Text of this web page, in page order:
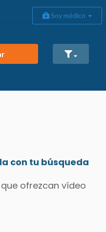
Soy médico
con tu búsqueda
ofrezcan vídeo